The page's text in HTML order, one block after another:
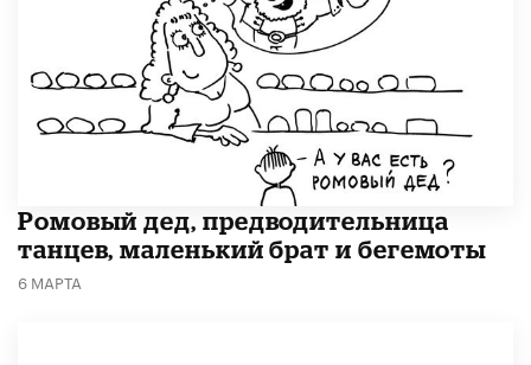
Ромовый дед, предводительница
танцев, маленький брат и бегемоты
6 МАРТА